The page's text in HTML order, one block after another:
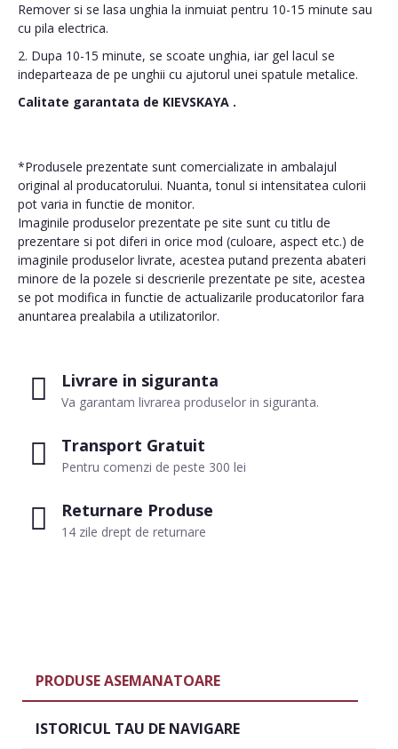
Livrare in siguranta
Va garantam livrarea produselor in siguranta.
Transport Gratuit
Pentru comenzi de peste 300 lei
Returnare Produse
14 zile drept de returnare
Remover si se lasa unghia la inmuiat pentru 10-15 minute sau
cu pila electrica.
2. Dupa 10-15 minute, se scoate unghia, iar gel lacul se
indeparteaza de pe unghii cu ajutorul unei spatule metalice.
Calitate garantata de KIEVSKAYA .
*Produsele prezentate sunt comercializate in ambalajul
original al producatorului. Nuanta, tonul si intensitatea culorii
pot varia in functie de monitor.
Imaginile produselor prezentate pe site sunt cu titlu de
prezentare si pot diferi in orice mod (culoare, aspect etc.) de
imaginile produselor livrate, acestea putand prezenta abateri
minore de la pozele si descrierile prezentate pe site, acestea
se pot modifica in functie de actualizarile producatorilor fara
anuntarea prealabila a utilizatorilor.
PRODUSE ASEMANATOARE
ISTORICUL TAU DE NAVIGARE